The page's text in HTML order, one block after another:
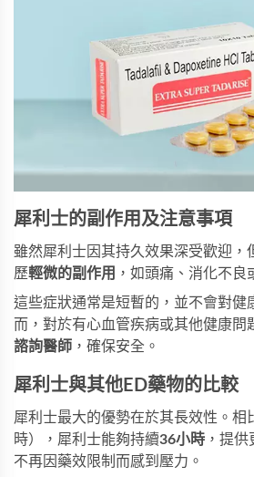
犀利士的副作用及注意事項
雖然犀利士因其持久效果深受歡迎，
歷輕微的副作用 ，如頭痛、消化不良
這些症狀通常是短暫的，並不會對健
而，對於有心血管疾病或其他健康問
諮詢醫師 ，確保安全。
犀利士與其他ED藥物的比較
犀利士最大的優勢在於其長效性。相
時），犀利士能夠持續36小時 ，提
不再因藥效限制而感到壓力。